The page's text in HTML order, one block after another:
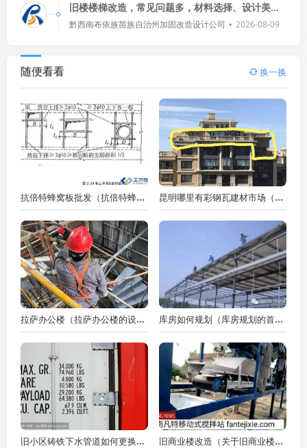
旧楼楼梯改造，常见问题多，材料选择、设计美
观、安全稳固，都是关键，施工细节要关注，比如
黔西南布依族苗族自治州加固改造设计公司 2026-08-09
随便看看 换一换
抗倍特蜂窝板批发（抗倍特蜂窝板批发单价是多少？） 昆明哪里有彩钢瓦建材市场（昆明哪里有彩钢瓦建材市场,）
拉萨办公楼（拉萨办公楼的设计理念是什么拉萨办公楼的设计灵感来源于藏文化） 库房如何规划（库房规划的首要任务）
旧小区铸铁下水管道如何更换（旧小区铸铁下水管道更换需要哪些准备工作要注意） 旧商业楼改造（关于旧商业楼改造的问题）